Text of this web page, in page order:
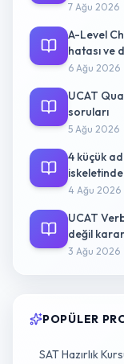
7 Ağu 2026
A-Level
hatası ve
6 Ağu 2026
UCAT
soruları
5 Ağu 2026
4 küçük
4 Ağu 2026
UCAT
değil karar
3 Ağu 2026
POPÜLER
SAT Hazırlık